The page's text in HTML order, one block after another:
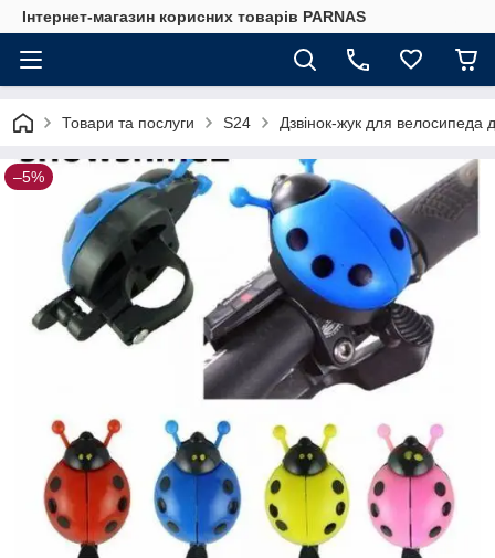
Інтернет-магазин корисних товарів PARNAS
Товари та послуги S24 Дзвінок-жук для велосипеда
–5%